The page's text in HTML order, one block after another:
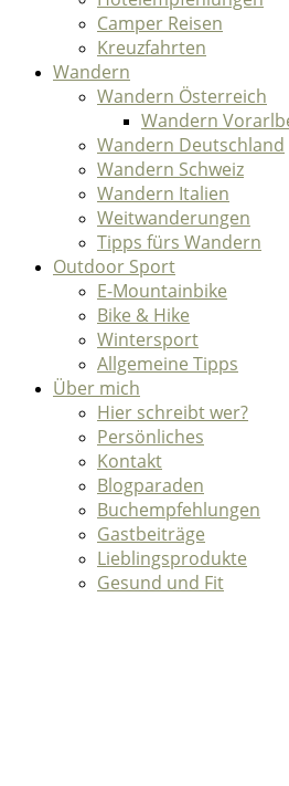
Camper Reisen
Kreuzfahrten
Wandern
Wandern Österreich
Wandern
Wandern Deutschland
Wandern Schweiz
Wandern Italien
Weitwanderungen
Tipps fürs Wandern
Outdoor Sport
E-Mountainbike
Bike & Hike
Wintersport
Allgemeine Tipps
Über mich
Hier schreibt wer?
Persönliches
Kontakt
Blogparaden
Buchempfehlungen
Gastbeiträge
Lieblingsprodukte
Gesund und Fit